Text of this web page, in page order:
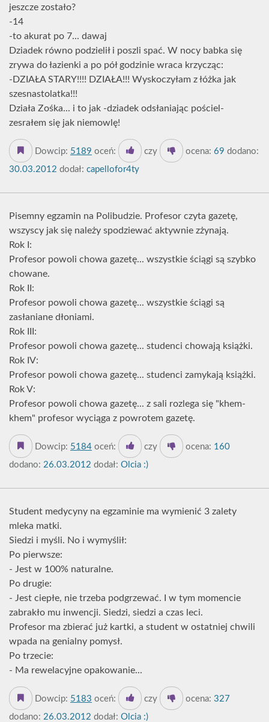
jeszcze zostało?
-14
-to akurat po 7... dawaj
Dziadek równo podzielił i poszli spać. W nocy babka się
zrywa do łazienki a po pół godzinie wraca krzycząc:
-DZIAŁA STARY!!!! DZIAŁA!!! Wyskoczyłam z łóżka jak
szesnastolatka!!!
Działa Zośka... i to jak -dziadek odsłaniając pościel-
zesrałem się jak niemowlę!
Dowcip: 5189 oceń: czy ocena: 69 dodano:
30.03.2012 dodał: capellofor4ty
Pisemny egzamin na Polibudzie. Profesor czyta gazetę,
wszyscy jak się należy spodziewać aktywnie zżynają.
Rok I:
Profesor powoli chowa gazetę... wszystkie ściągi są szybko
chowane.
Rok II:
Profesor powoli chowa gazetę... wszystkie ściągi są
zasłaniane dłoniami.
Rok III:
Profesor powoli chowa gazetę... studenci chowają książki.
Rok IV:
Profesor powoli chowa gazetę... studenci zamykają książki.
Rok V:
Profesor powoli chowa gazetę... z sali rozlega się "khem-
khem" profesor wyciąga z powrotem gazetę.
Dowcip: 5184 oceń: czy ocena: 160
dodano: 26.03.2012 dodał: Olcia :)
Student medycyny na egzaminie ma wymienić 3 zalety
mleka matki.
Siedzi i myśli. No i wymyślił:
Po pierwsze:
- Jest w 100% naturalne.
Po drugie:
- Jest ciepłe, nie trzeba podgrzewać. I w tym momencie
zabrakło mu inwencji. Siedzi, siedzi a czas leci.
Profesor ma zbierać już kartki, a student w ostatniej chwili
wpada na genialny pomysł.
Po trzecie:
- Ma rewelacyjne opakowanie...
Dowcip: 5183 oceń: czy ocena: 327
dodano: 26.03.2012 dodał: Olcia :)